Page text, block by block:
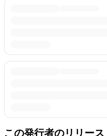
この発行者のリリース